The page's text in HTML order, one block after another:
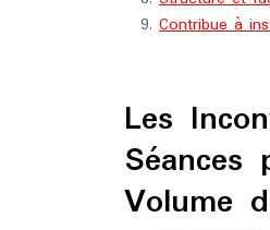
Contribue à
Les
Volume